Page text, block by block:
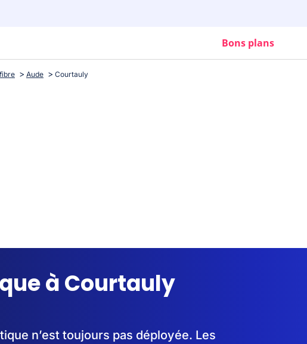
Bons plans
Aude Courtauly
à Courtauly
n’est toujours pas déployée. Les